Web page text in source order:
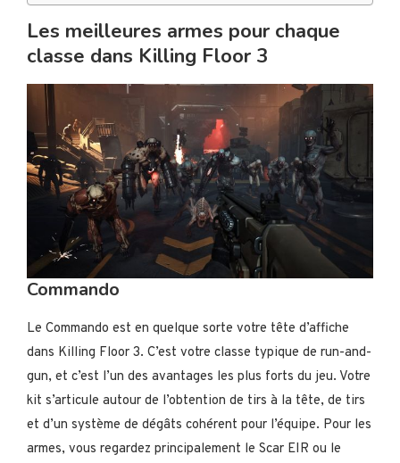
Les meilleures armes pour chaque
classe dans Killing Floor 3
Commando
Le Commando est en quelque sorte votre tête d’affiche
dans Killing Floor 3. C’est votre classe typique de run-and-
gun, et c’est l’un des avantages les plus forts du jeu. Votre
kit s’articule autour de l’obtention de tirs à la tête, de tirs
et d’un système de dégâts cohérent pour l’équipe. Pour les
armes, vous regardez principalement le Scar EIR ou le